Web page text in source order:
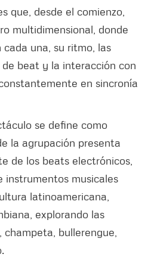
que, desde el comienzo,
multidimensional, donde
una, su ritmo, las
beat y la interacción con
en sincronía
se define como
la agrupación presenta
de los beats electrónicos,
instrumentos musicales
latinoamericana,
explorando las
bullerengue,